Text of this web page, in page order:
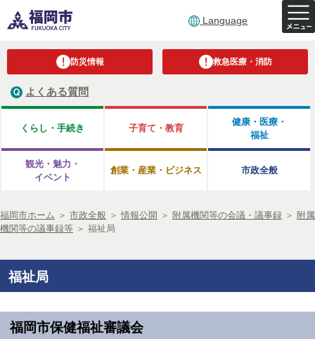
Language
防災情報 救急医療・消防
よくある質問
くらし・手続き 子育て・教育
健康・医療・
福祉
観光・魅力・
イベント
創業・産業・ビジネス 市政全般
福岡市ホーム ＞ 市政全般 ＞ 情報公開 ＞ 附属機関等の会議・議事録 ＞ 附属
機関等の議事録等 ＞ 福祉局
福祉局
福岡市保健福祉審議会